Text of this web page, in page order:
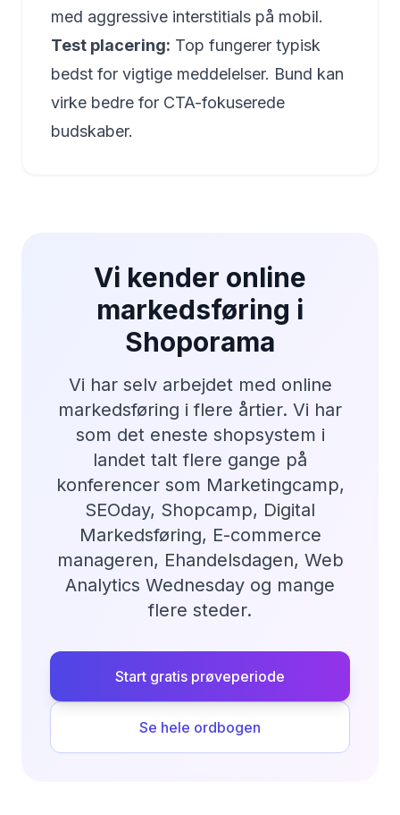
med aggressive interstitials på mobil.
Test placering: Top fungerer typisk
bedst for vigtige meddelelser. Bund kan
virke bedre for CTA-fokuserede
budskaber.
Vi kender online
markedsføring i
Shoporama
Vi har selv arbejdet med online
markedsføring i flere årtier. Vi har
som det eneste shopsystem i
landet talt flere gange på
konferencer som Marketingcamp,
SEOday, Shopcamp, Digital
Markedsføring, E-commerce
manageren, Ehandelsdagen, Web
Analytics Wednesday og mange
flere steder.
Start gratis prøveperiode
Se hele ordbogen